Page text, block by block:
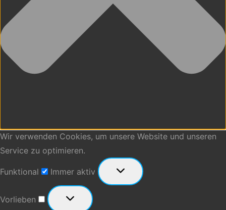
Wir verwenden Cookies, um unsere Website und unseren
Service zu optimieren.
Funktional Immer aktiv
Vorlieben
Vorlieben